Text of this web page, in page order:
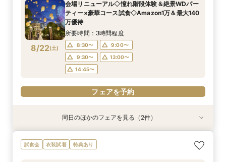
8/21(金)
11:05〜 15:00〜
フェアを予約
8/22(土)
会場リニューアル◇憧れ階段体験＆絶景WDパー
ティー×豪華コース試食◇Amazon1万＆最大140
万優待
所要時間：3時間程度
8:30〜
9:00〜
9:30〜
13:00〜
14:45〜
フェアを予約
衣装試着 特典あり
【大切なペットと挙式＆披露宴どちらもOK】
ペット婚*安心相談会
衣装試着 特典あり
140万優待◇絶景会場×祝福の大聖堂＊料理評価
◎コース試食付
同日のほかのフェアを見る（2件）
試食会 衣装試着 特典あり